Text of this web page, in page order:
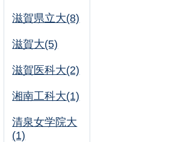
滋賀県立大(8)
滋賀大(5)
滋賀医科大(2)
湘南工科大(1)
清泉女学院大
(1)